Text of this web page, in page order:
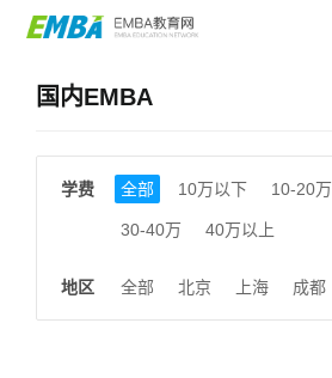
国内EMBA
学费 全部 10万以下 10-20万
30-40万 40万以上
地区 全部 北京 上海 成都